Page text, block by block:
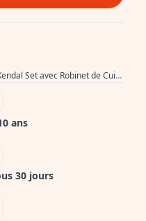
Distributeur de Liquide et Évier en Granit Anthracite Doré 60x44 cm avec Égouttoir et Bonde Dorée et Trop-Plein - 1208967843
ans
30 jours